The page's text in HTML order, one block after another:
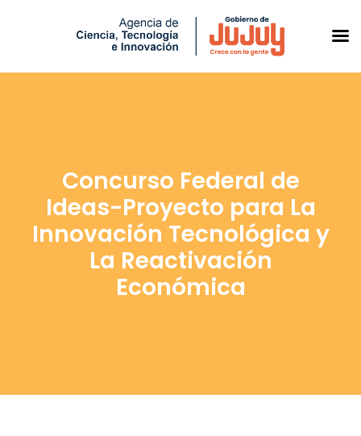
Concurso Federal de
Ideas-Proyecto para La
Innovación Tecnológica y
La Reactivación
Económica